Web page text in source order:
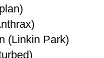
(Linkin Park)